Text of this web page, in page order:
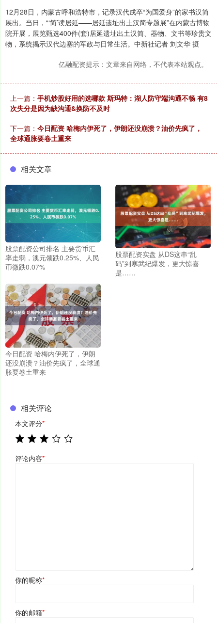
12月28日，内蒙古呼和浩特市，记录汉代戍卒“为国爱身”的家书汉简
展出。当日，“‘简’读居延——居延遗址出土汉简专题展”在内蒙古博物
院开展，展览甄选400件(套)居延遗址出土汉简、器物、文书等珍贵文
物，系统揭示汉代边塞的军政与日常生活。中新社记者 刘文华 摄
亿融配资提示：文章来自网络，不代表本站观点。
上一篇： 手机炒股好用的选哪款 斯玛特：湖人防守端沟通不畅 有8
次失分是因为缺沟通&换防不及时
下一篇： 今日配资 哈梅内伊死了，伊朗还没崩溃？油价先疯了，
全球通胀要卷土重来
相关文章
股票配资公司排名 主要货币汇
率走弱，澳元领跌0.25%、人民
币微跌0.07%
股票配资实盘 从DS这串“乱
码”到寒武纪爆发，更大惊喜
是……
今日配资 哈梅内伊死了，伊朗
还没崩溃？油价先疯了，全球通
胀要卷土重来
相关评论
本文评分*
评论内容*
你的昵称*
你的邮箱*